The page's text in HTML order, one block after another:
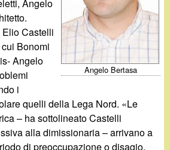
Angelo Bertasa
Angelo
Castelli
Bonomi
Angelo
i
quelli della Lega Nord. «Le
– ha sottolineato Castelli
alla dimissionaria – arrivano a
di preoccupazione o disagio.